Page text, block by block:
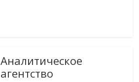
Аналитическое
агентство